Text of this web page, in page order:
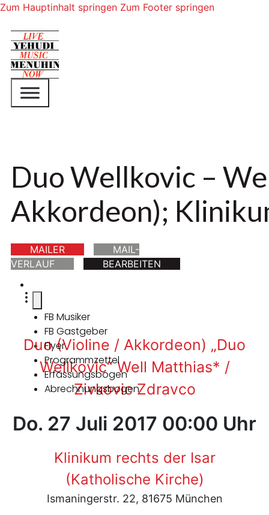
Zum Hauptinhalt springen Zum Footer springen
Duo Wellkovic –
Akkordeon);
MAILER
MAIL-
VERLAUF
BEARBEITEN
FB Musiker
FB Gastgeber
Flyer
Programmzettel
Erfassungsbogen
Abrechnungsbogen
Duo (Violine / Akkordeon) „Duo
Wellkovic“ Well Matthias* /
Zivkovic Zdravco
Do. 27 Juli 2017 00:00 Uhr
Klinikum rechts der Isar
(Katholische Kirche)
Ismaningerstr. 22, 81675 München